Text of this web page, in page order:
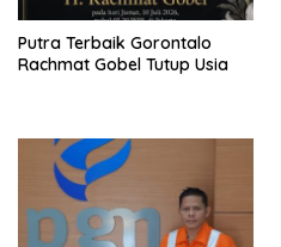
Putra Terbaik Gorontalo
Rachmat Gobel Tutup Usia